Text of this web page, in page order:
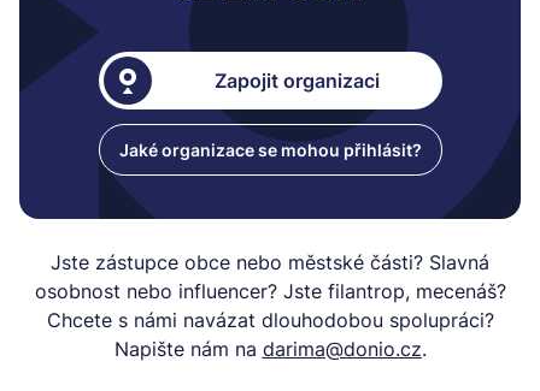
Zapojit organizaci
Jaké organizace se mohou přihlásit?
Jste zástupce obce nebo městské části? Slavná
osobnost nebo influencer? Jste filantrop, mecenáš?
Chcete s námi navázat dlouhodobou spolupráci?
Napište nám na darima@donio.cz.